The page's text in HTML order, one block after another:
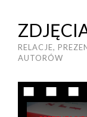
RELACJE,
AUTORÓW